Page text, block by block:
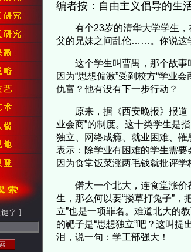
编者按：自由主义倡导的生
有个23岁的清华大学学生
父的兄妹之间乱伦……。你说这
这个学生叫曹禺，那个故
因为“思想偏激”受到校方“学业
仇富？他有没有下一步行动？
原来，据《西安晚报》报道
业会商”的制度。这十类学生是
独立、网络成瘾、就业困难、
表示：除学业有困难的学生需
因为食堂饭菜涨两毛钱就批评学
偌大一个北大，连食堂涨
生，那么何以要“搂草打兔子”，
立”也是一项罪名。难道北大的
的靶子是“思想独立”吧？这叫提
泪，说一句：学工部强大！